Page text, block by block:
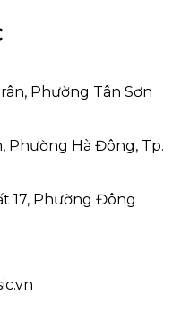
Phường Tân Sơn
Phường Hà Đông, Tp.
17, Phường Đông